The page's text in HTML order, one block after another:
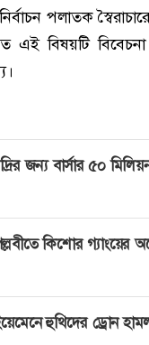
পলাতক
এই বিষয়টি
জন্য বার্সার ৫০
কিশোর গ্যাংয়ের
হুথিদের ড্রোন